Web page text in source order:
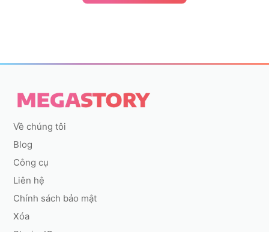
Về chúng tôi
Blog
Công cụ
Liên hệ
Chính sách bảo mật
Xóa